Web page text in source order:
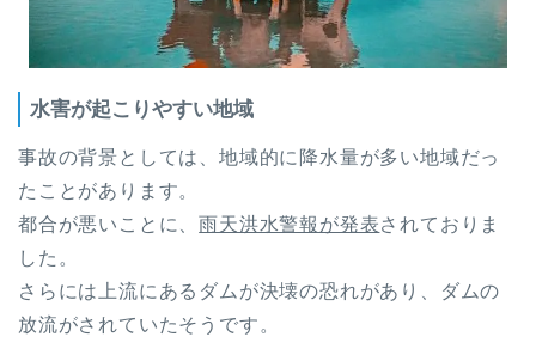
水害が起こりやすい地域
事故の背景としては、地域的に降水量が多い地域だっ
たことがあります。
都合が悪いことに、雨天洪水警報が発表されておりま
した。
さらには上流にあるダムが決壊の恐れがあり、ダムの
放流がされていたそうです。